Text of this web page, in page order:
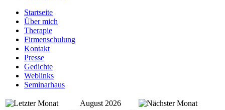
Startseite
Über mich
Therapie
Firmenschulung
Kontakt
Presse
Gedichte
Weblinks
Seminarhaus
August 2026